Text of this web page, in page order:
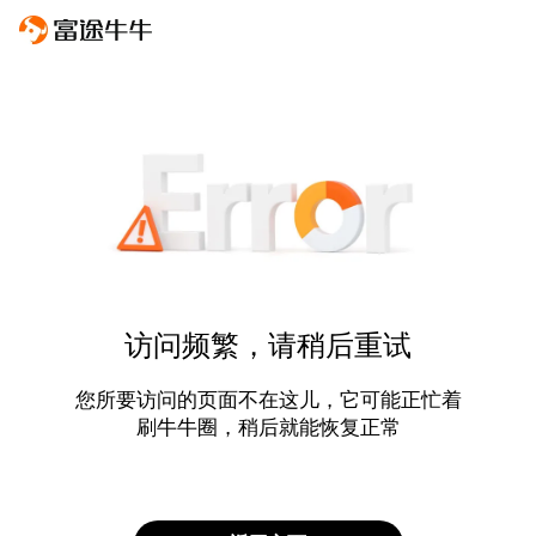
访问频繁，请稍后重试
您所要访问的页面不在这儿，它可能正忙着
刷牛牛圈，稍后就能恢复正常